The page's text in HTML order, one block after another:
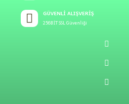
GÜVENLI ALIŞVERIŞ
256BİT SSL Güvenliği